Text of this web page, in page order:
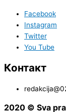
Facebook
Instagram
Twitter
You Tube
Контакт
2020 © Sva